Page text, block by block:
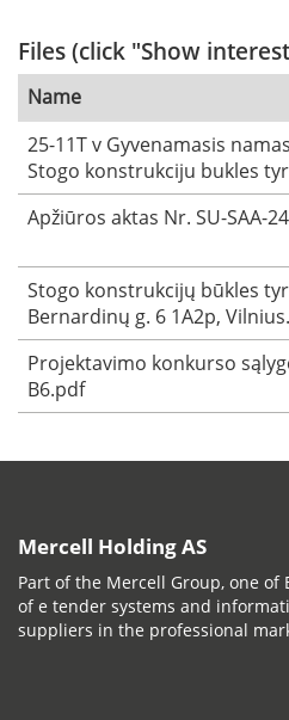
Files (click "Show
Name
25-11T v Gyvenamasis
Stogo konstrukciju bukles
Apžiūros aktas Nr. SU-SAA-
Stogo konstrukcijų būkles
Bernardinų g. 6 1A2p,
Projektavimo konkurso
B6.pdf
Mercell Holding AS
Part of the Mercell Group, one of
of e tender systems and
suppliers in the professional